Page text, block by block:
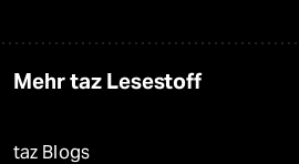
Mehr taz Lesestoff
taz Blogs